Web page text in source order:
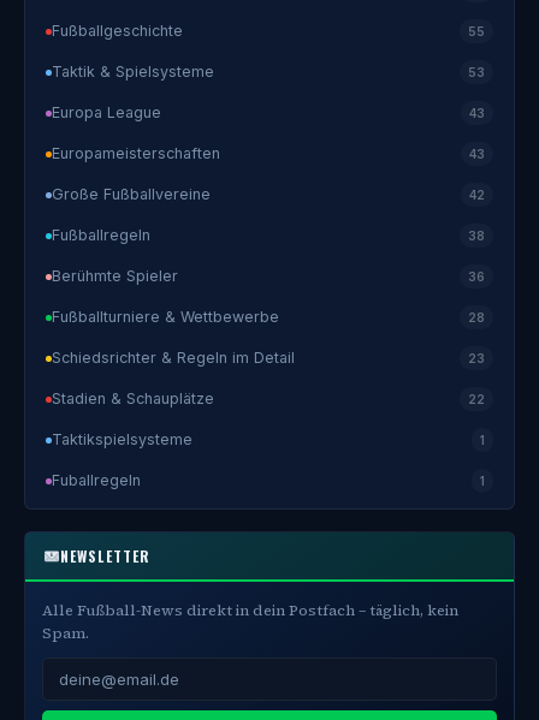
Fußballgeschichte 55
Taktik & Spielsysteme 53
Europa League 43
Europameisterschaften 43
Große Fußballvereine 42
Fußballregeln 38
Berühmte Spieler 36
Fußballturniere & Wettbewerbe 28
Schiedsrichter & Regeln im Detail 23
Stadien & Schauplätze 22
Taktikspielsysteme 1
Fuballregeln 1
NEWSLETTER
Alle Fußball-News direkt in dein Postfach – täglich, kein
Spam.